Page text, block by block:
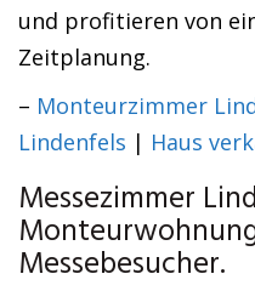
und profitieren von
Zeitplanung.
– Monteurzimmer
Lindenfels | Haus
Messezimmer
Messebesucher.